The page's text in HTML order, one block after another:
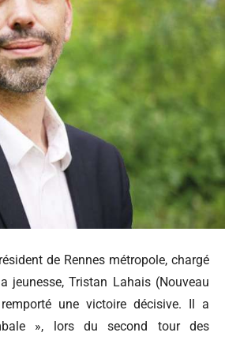
de Rennes métropole, chargé
jeunesse, Tristan Lahais (Nouveau
une victoire décisive. Il a
», lors du second tour des